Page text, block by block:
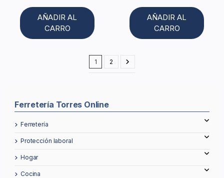
AÑADIR AL
CARRO
AÑADIR AL
CARRO
1 2
Ferretería Torres Online
ferretería
protección laboral
hogar
cocina